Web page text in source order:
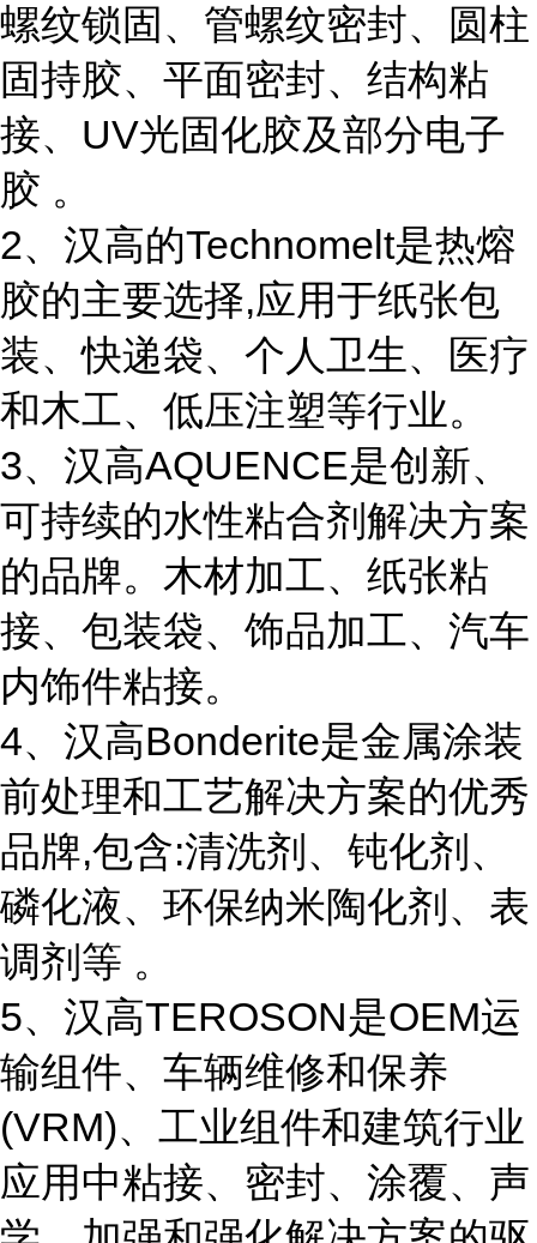
螺纹锁固、管螺纹密封、圆柱
固持胶、平面密封、结构粘
接、UV光固化胶及部分电子
胶 。
2、汉高的Technomelt是热熔
胶的主要选择,应用于纸张包
装、快递袋、个人卫生、医疗
和木工、低压注塑等行业。
3、汉高AQUENCE是创新、
可持续的水性粘合剂解决方案
的品牌。木材加工、纸张粘
接、包装袋、饰品加工、汽车
内饰件粘接。
4、汉高Bonderite是金属涂装
前处理和工艺解决方案的优秀
品牌,包含:清洗剂、钝化剂、
磷化液、环保纳米陶化剂、表
调剂等 。
5、汉高TEROSON是OEM运
输组件、车辆维修和保养
(VRM)、工业组件和建筑行业
应用中粘接、密封、涂覆、声